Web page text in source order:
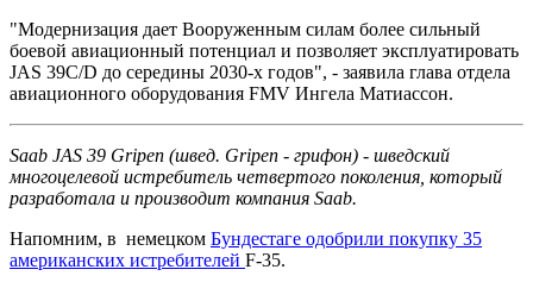
"Модернизация дает Вооруженным силам более сильный
боевой авиационный потенциал и позволяет эксплуатировать
JAS 39C/D до середины 2030-х годов", - заявила глава отдела
авиационного оборудования FMV Ингела Матиассон.
Saab JAS 39 Gripen (швед. Gripen - грифон) - шведский
многоцелевой истребитель четвертого поколения, который
разработала и производит компания Saab.
Напомним, в немецком Бундестаге одобрили покупку 35
американских истребителей F-35.